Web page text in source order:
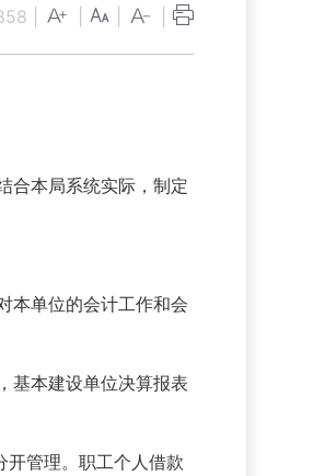
合本局系统实际，制定
本单位的会计工作和会
基本建设单位决算报表
开管理。职工个人借款